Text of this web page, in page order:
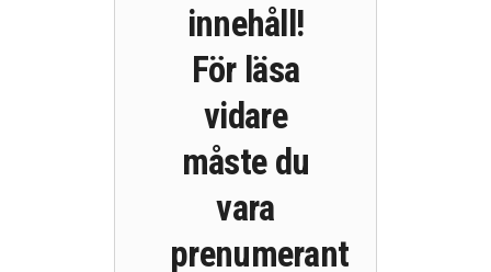
innehåll!
För läsa
vidare
måste du
vara
prenumerant